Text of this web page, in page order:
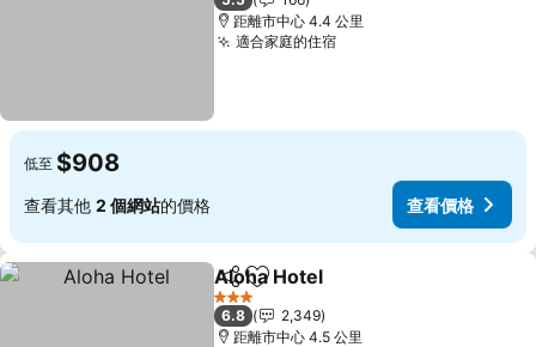
距離市中心 4.4 公里
適合家庭的住宿查看價格
低至 $908
查看其他 2 個網站的價格 查看價格
分享 加入我的最愛
Aloha Hotel
3 星級
6.8
2,349
距離市中心 4.5 公里